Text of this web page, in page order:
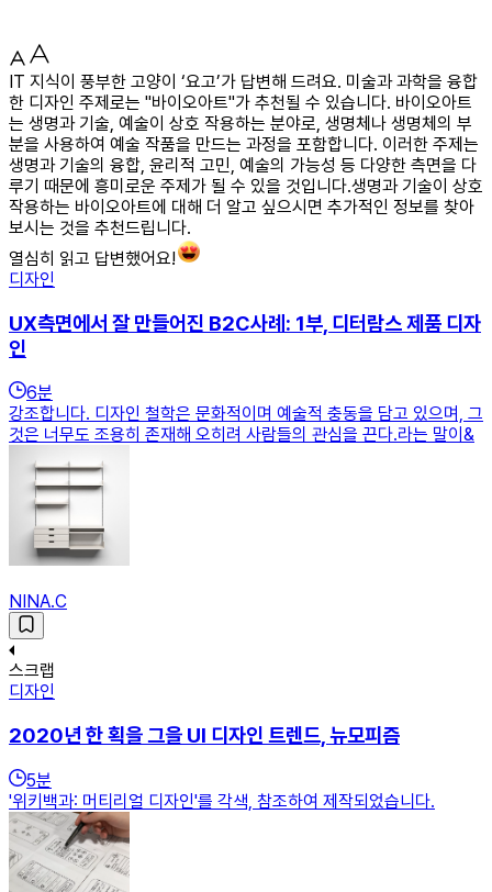
IT 지식이 풍부한 고양이 ‘요고’가 답변해 드려요. 미술과 과학을 융합
한 디자인 주제로는 "바이오아트"가 추천될 수 있습니다. 바이오아트
는 생명과 기술, 예술이 상호 작용하는 분야로, 생명체나 생명체의 부
분을 사용하여 예술 작품을 만드는 과정을 포함합니다. 이러한 주제는
생명과 기술의 융합, 윤리적 고민, 예술의 가능성 등 다양한 측면을 다
루기 때문에 흥미로운 주제가 될 수 있을 것입니다.생명과 기술이 상호
작용하는 바이오아트에 대해 더 알고 싶으시면 추가적인 정보를 찾아
보시는 것을 추천드립니다.
열심히 읽고 답변했어요!
디자인
UX측면에서 잘 만들어진 B2C사례: 1부, 디터람스 제품 디자
인
6분
강조합니다. 디자인 철학은 문화적이며 예술적 충동을 담고 있으며, 그
것은 너무도 조용히 존재해 오히려 사람들의 관심을 끈다.라는 말이&
NINA.C
스크랩
디자인
2020년 한 획을 그을 UI 디자인 트렌드, 뉴모피즘
5분
'위키백과: 머티리얼 디자인'를 각색, 참조하여 제작되었습니다.